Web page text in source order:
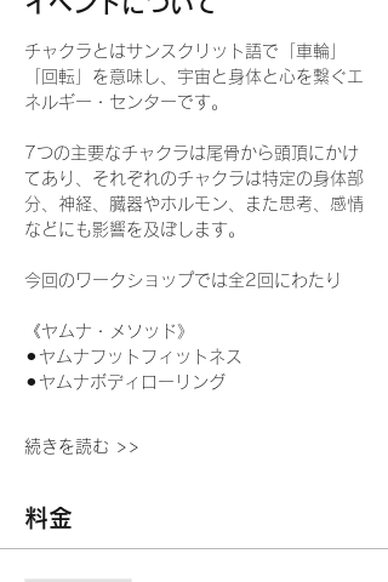
チャクラとはサンスクリット語で「車輪」
「回転」を意味し、宇宙と身体と心を繋ぐエ
ネルギー・センターです。
7つの主要なチャクラは尾骨から頭頂にかけ
てあり、それぞれのチャクラは特定の身体部
分、神経、臓器やホルモン、また思考、感情
などにも影響を及ぼします。
今回のワークショップでは全2回にわたり
《ヤムナ・メソッド》
⚫︎ヤムナフットフィットネス
⚫︎ヤムナボディローリング
続きを読む >>
料金